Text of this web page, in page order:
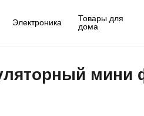
Электроника Товары для
дома
мини